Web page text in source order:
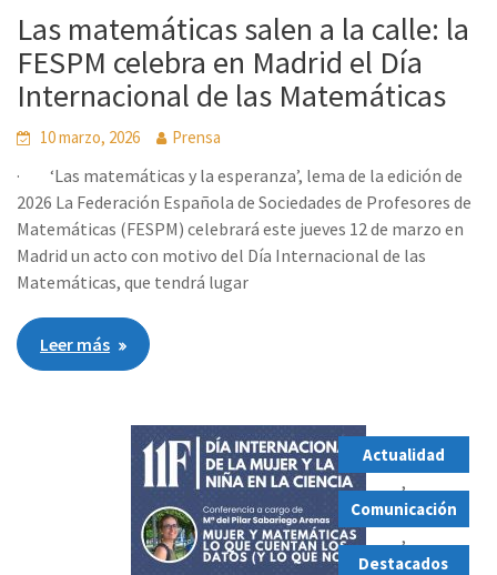
Las matemáticas salen a la calle: la
FESPM celebra en Madrid el Día
Internacional de las Matemáticas
10 marzo, 2026 Prensa
· ‘Las matemáticas y la esperanza’, lema de la edición de
2026 La Federación Española de Sociedades de Profesores de
Matemáticas (FESPM) celebrará este jueves 12 de marzo en
Madrid un acto con motivo del Día Internacional de las
Matemáticas, que tendrá lugar
Leer más
Actualidad
,
Comunicación
,
Destacados